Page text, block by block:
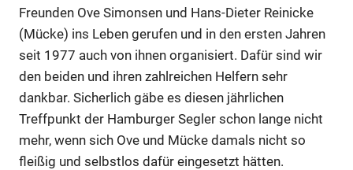
Freunden Ove Simonsen und Hans-Dieter Reinicke
(Mücke) ins Leben gerufen und in den ersten Jahren
seit 1977 auch von ihnen organisiert. Dafür sind wir
den beiden und ihren zahlreichen Helfern sehr
dankbar. Sicherlich gäbe es diesen jährlichen
Treffpunkt der Hamburger Segler schon lange nicht
mehr, wenn sich Ove und Mücke damals nicht so
fleißig und selbstlos dafür eingesetzt hätten.